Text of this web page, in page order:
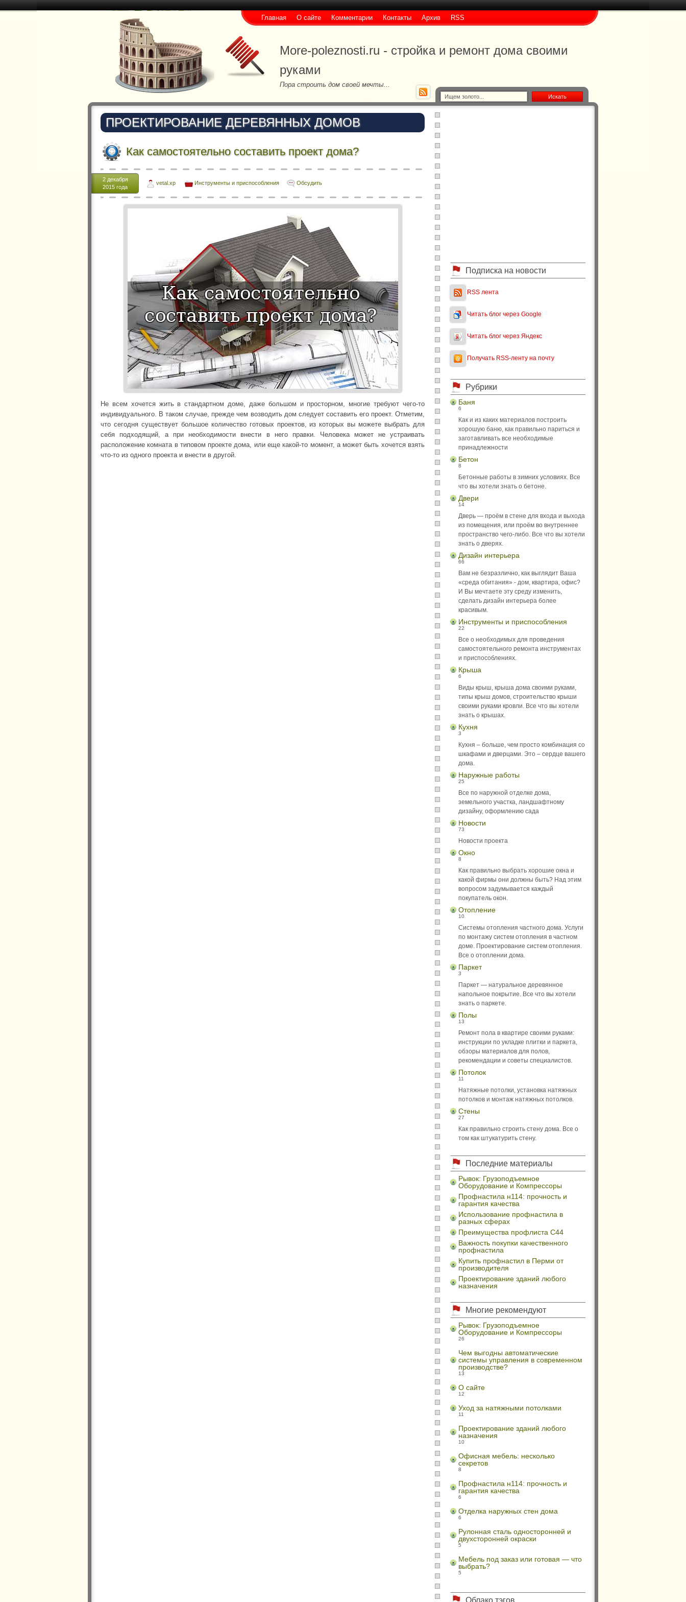
Искать
More-poleznosti.ru - стройка и ремонт дома своими
руками
Пора строить дом своей мечты...
Главная О сайте Комментарии Контакты Архив RSS
ПРОЕКТИРОВАНИЕ ДЕРЕВЯННЫХ ДОМОВ
Как самостоятельно составить проект дома?
2 декабря
2015 года
vetal.xp Инструменты и приспособления Обсудить
Не всем хочется жить в стандартном доме, даже большом и просторном, многие требуют чего-то
индивидуального. В таком случае, прежде чем возводить дом следует составить его проект. Отметим,
что сегодня существует большое количество готовых проектов, из которых вы можете выбрать для
себя подходящий, а при необходимости внести в него правки. Человека может не устраивать
расположение комната в типовом проекте дома, или еще какой-то момент, а может быть хочется взять
что-то из одного проекта и внести в другой.
Подписка на новости
RSS лента
Читать блог через Google
Читать блог через Яндекс
Получать RSS-ленту на почту
Рубрики
Баня
6
Как и из каких материалов построить
хорошую баню, как правильно париться и
заготавливать все необходимые
принадлежности
Бетон
8
Бетонные работы в зимних условиях. Все
что вы хотели знать о бетоне.
Двери
14
Дверь — проём в стене для входа и выхода
из помещения, или проём во внутреннее
пространство чего-либо. Все что вы хотели
знать о дверях.
Дизайн интерьера
66
Вам не безразлично, как выглядит Ваша
«среда обитания» - дом, квартира, офис?
И Вы мечтаете эту среду изменить,
сделать дизайн интерьера более
красивым.
Инструменты и приспособления
22
Все о необходимых для проведения
самостоятельного ремонта инструментах
и приспособлениях.
Крыша
6
Виды крыш, крыша дома своими руками,
типы крыш домов, строительство крыши
своими руками кровли. Все что вы хотели
знать о крышах.
Кухня
3
Кухня – больше, чем просто комбинация со
шкафами и дверцами. Это – сердце вашего
дома.
Наружные работы
25
Все по наружной отделке дома,
земельного участка, ландшафтному
дизайну, оформлению сада
Новости
73
Новости проекта
Окно
8
Как правильно выбрать хорошие окна и
какой фирмы они должны быть? Над этим
вопросом задумывается каждый
покупатель окон.
Отопление
10
Системы отопления частного дома. Услуги
по монтажу систем отопления в частном
доме. Проектирование систем отопления.
Все о отоплении дома.
Паркет
3
Паркет — натуральное деревянное
напольное покрытие. Все что вы хотели
знать о паркете.
Полы
13
Ремонт пола в квартире своими руками:
инструкции по укладке плитки и паркета,
обзоры материалов для полов,
рекомендации и советы специалистов.
Потолок
11
Натяжные потолки, установка натяжных
потолков и монтаж натяжных потолков.
Стены
27
Как правильно строить стену дома. Все о
том как штукатурить стену.
Последние материалы
Рывок: Грузоподъемное
Оборудование и Компрессоры
Профнастила н114: прочность и
гарантия качества
Использование профнастила в
разных сферах
Преимущества профлиста С44
Важность покупки качественного
профнастила
Купить профнастил в Перми от
производителя
Проектирование зданий любого
назначения
Многие рекомендуют
Рывок: Грузоподъемное
Оборудование и Компрессоры
26
Чем выгодны автоматические
системы управления в современном
производстве?
13
О сайте
12
Уход за натяжными потолками
11
Проектирование зданий любого
назначения
10
Офисная мебель: несколько
секретов
8
Профнастила н114: прочность и
гарантия качества
6
Отделка наружных стен дома
6
Рулонная сталь односторонней и
двухсторонней окраски
5
Мебель под заказ или готовая — что
выбрать?
5
Облако тэгов